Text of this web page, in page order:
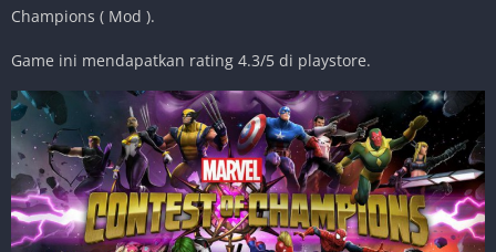
Champions ( Mod ).
Game ini mendapatkan rating 4.3/5 di playstore.